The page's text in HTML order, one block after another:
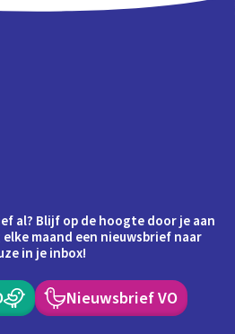
al? Blijf op de hoogte door je aan
maand een nieuwsbrief naar
in je inbox!
Nieuwsbrief VO